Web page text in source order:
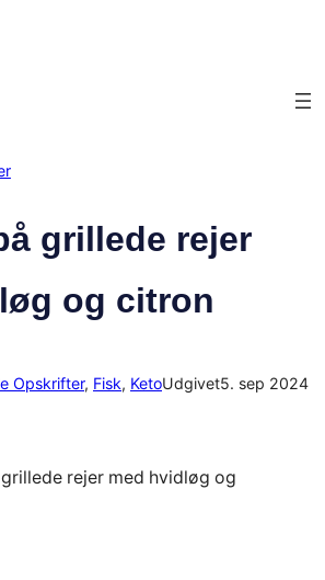
grillede rejer
og citron
Opskrifter, Fisk, KetoUdgivet5. sep 2024